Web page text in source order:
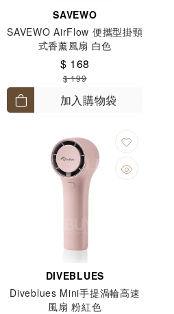
SAVEWO
SAVEWO AirFlow 便攜型掛頸
式香薰風扇 白色
$ 168
$ 199
加入購物袋
DIVEBLUES
Diveblues Mini手提渦輪高速
風扇 粉紅色